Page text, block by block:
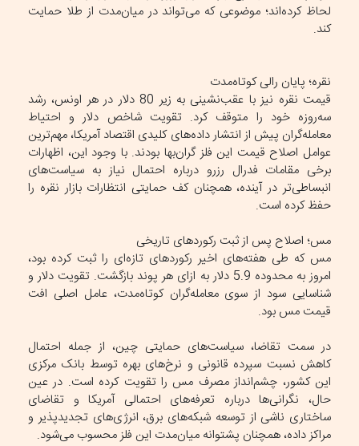
لحاظ کرده‌اند؛ موضوعی که می‌تواند در میان‌مدت از طلا حمایت
کند.
نقره؛ پایان رالی کوتاه‌مدت
قیمت نقره نیز با عقب‌نشینی به زیر 80 دلار در هر اونس، رشد
سه‌روزه خود را متوقف کرد. تقویت شاخص دلار و احتیاط
معامله‌گران پیش از انتشار داده‌های کلیدی اقتصاد آمریکا، مهم‌ترین
عوامل اصلاح قیمت این فلز گران‌بها بودند. با وجود این، اظهارات
برخی مقامات فدرال رزرو درباره احتمال نیاز به سیاست‌های
انبساطی‌تر در آینده، همچنان کف حمایتی انتظارات بازار نقره را
حفظ کرده است.
مس؛ اصلاح پس از ثبت رکورد‌های تاریخی
مس که طی هفته‌های اخیر رکورد‌های تازه‌ای را ثبت کرده بود،
امروز به محدوده 5.9 دلار به ازای هر پوند بازگشت. تقویت دلار و
شناسایی سود از سوی معامله‌گران کوتاه‌مدت، عامل اصلی افت
قیمت مس بود.
در سمت تقاضا، سیاست‌های حمایتی چین، از جمله احتمال
کاهش نسبت سپرده قانونی و نرخ‌های بهره توسط بانک مرکزی
این کشور، چشم‌انداز مصرف مس را تقویت کرده است. در عین
حال، نگرانی‌ها درباره تعرفه‌های احتمالی آمریکا و تقاضای
ساختاری ناشی از توسعه شبکه‌های برق، انرژی‌های تجدیدپذیر و
مراکز داده، همچنان پشتوانه میان‌مدت این فلز محسوب می‌شود.